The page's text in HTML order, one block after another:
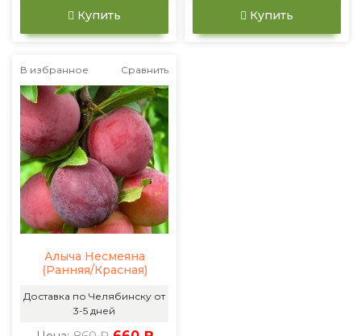
Купить Купить
В избранное Сравнить
Алыча Несмеяна
(Ранняя/Красная)
Доставка по Челябинску от
3-5 дней